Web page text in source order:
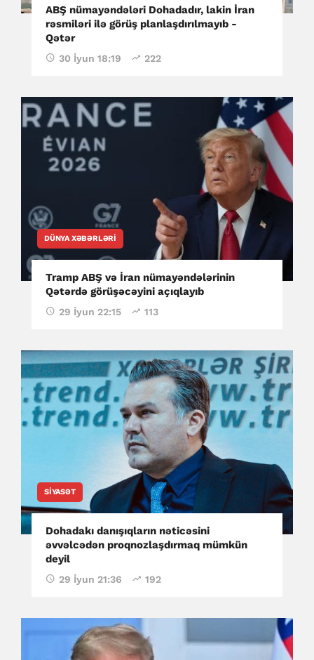
ABŞ nümayəndələri Dohadadır, lakin İran
rəsmiləri ilə görüş planlaşdırılmayıb -
Qətər
30 İyun 18:19 222
DÜNYA XƏBƏRLƏRI
Tramp ABŞ və İran nümayəndələrinin
Qətərdə görüşəcəyini açıqlayıb
29 İyun 22:15 113
SIYASƏT
Dohadakı danışıqların nəticəsini
əvvəlcədən proqnozlaşdırmaq mümkün
deyil
29 İyun 21:36 192